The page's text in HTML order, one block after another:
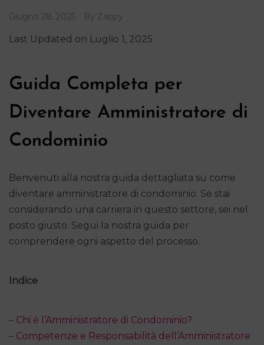
Giugno 28, 2025 By Zappy
Last Updated on Luglio 1, 2025
Guida Completa per
Diventare Amministratore di
Condominio
Benvenuti alla nostra guida dettagliata su come
diventare amministratore di condominio. Se stai
considerando una carriera in questo settore, sei nel
posto giusto. Segui la nostra guida per
comprendere ogni aspetto del processo.
Indice
– Chi è l’Amministratore di Condominio?
– Competenze e Responsabilità dell’Amministratore